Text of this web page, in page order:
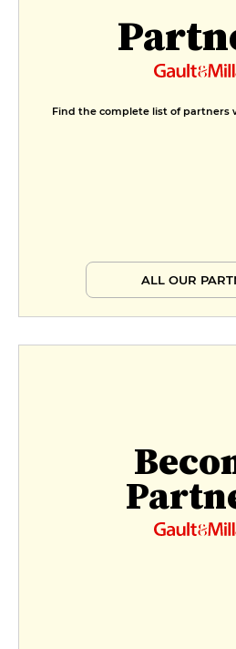
Find the complete list of partners
ALL OUR